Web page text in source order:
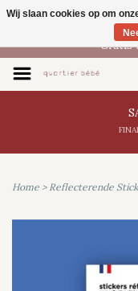
NL
Gratis
Home > Reflecterende
Wij slaan cookies op om